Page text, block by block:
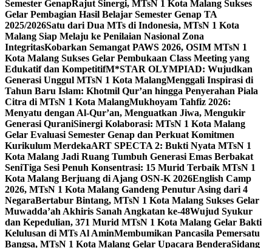
Semester GenapRajut Sinergi, MTsN 1 Kota Malang Sukses
Gelar Pembagian Hasil Belajar Semester Genap TA
2025/2026Satu dari Dua MTs di Indonesia, MTsN 1 Kota
Malang Siap Melaju ke Penilaian Nasional Zona
IntegritasKobarkan Semangat PAWS 2026, OSIM MTsN 1
Kota Malang Sukses Gelar Pembukaan Class Meeting yang
Edukatif dan KompetitifM*STAR OLYMPIAD: Wujudkan
Generasi Unggul MTsN 1 Kota MalangMenggali Inspirasi di
Tahun Baru Islam: Khotmil Qur’an hingga Penyerahan Piala
Citra di MTsN 1 Kota MalangMukhoyam Tahfiz 2026:
Menyatu dengan Al-Qur’an, Menguatkan Jiwa, Mengukir
Generasi QuraniSinergi Kolaborasi: MTsN 1 Kota Malang
Gelar Evaluasi Semester Genap dan Perkuat Komitmen
Kurikulum MerdekaART SPECTA 2: Bukti Nyata MTsN 1
Kota Malang Jadi Ruang Tumbuh Generasi Emas Berbakat
SeniTiga Sesi Penuh Konsentrasi: 15 Murid Terbaik MTsN 1
Kota Malang Berjuang di Ajang OSN-K 2026English Camp
2026, MTsN 1 Kota Malang Gandeng Penutur Asing dari 4
NegaraBertabur Bintang, MTsN 1 Kota Malang Sukses Gelar
Muwadda’ah Akhiris Sanah Angkatan ke-48Wujud Syukur
dan Kepedulian, 371 Murid MTsN 1 Kota Malang Gelar Bakti
Kelulusan di MTs Al AminMembumikan Pancasila Pemersatu
Bangsa, MTsN 1 Kota Malang Gelar Upacara BenderaSidang